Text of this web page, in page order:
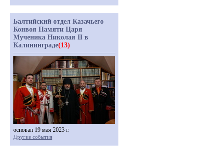
Балтийский отдел Казачьего
Конвоя Памяти Царя
Мученика Николая II в
Калининграде(13)
основан 19 мая 2023 г.
Другие события